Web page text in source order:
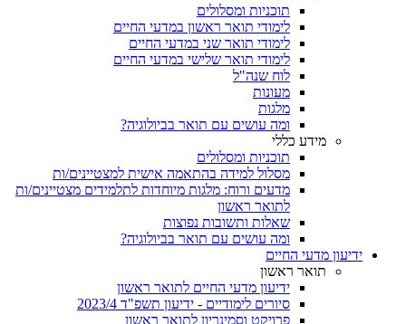
תוכניות ומסלולים
לימודי תואר ראשון במדעי החיים
לימודי תואר שני במדעי החיים
לימודי תואר שלישי במדעי החיים
לוח שנה"ל
מעונות
מלגות
ומה עושים עם תואר בביולוגיה?
מידע כללי
תוכניות ומסלולים
מסלול למידה בהתאמה אישית למצטיינים/ות
מדעים ורוח: מלגות מיוחדות לתלמידים מצטיינים/ות
לתואר ראשון
שאלות ותשובות נפוצות
ומה עושים עם תואר בביולוגיה?
ידיעון מדעי החיים
תואר ראשון
ידיעון מדעי החיים לתואר ראשון
סיורים לימודיים - ידיעון תשפ"ד 2023/4
פרויקט וסמינריון לתואר ראשון